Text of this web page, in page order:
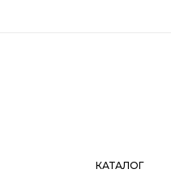
КАТАЛОГ